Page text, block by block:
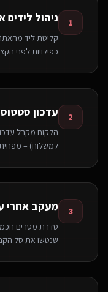
1 ניהול לידים
כפילויות לפני
2 עדכון
הלקוח מקבל
למשלוח) –
3 מעקב אחרי
סדרת מסרים
שנטשו את סל